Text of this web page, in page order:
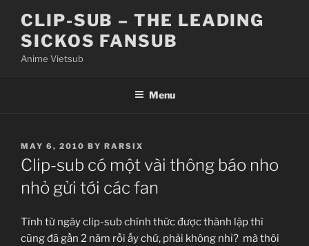
content
CLIP-SUB – THE LEADING
SICKOS FANSUB
Anime Vietsub
Menu
POSTED
ON
MAY 6, 2010 BY RARSIX
Clip-sub có một vài thông báo nho
nhỏ gửi tới các fan
Tính từ ngày clip-sub chính thức được thành lập thì
cũng đã gần 2 năm rồi ấy chứ, phải không nhỉ? mà thôi